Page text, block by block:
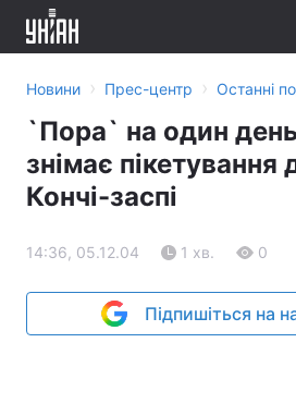
Новини › Прес-центр › Останні
`Пора` на один
знімає пікетування
Кончі-заспі
14:36, 05.12.04 1 хв. 0
Підпишіться на